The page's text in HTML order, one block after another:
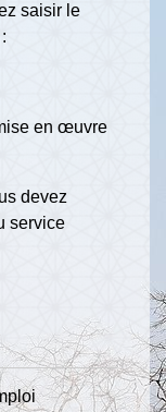
saisir le
en œuvre
devez
service